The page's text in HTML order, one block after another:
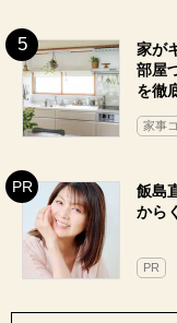
家が
部屋
を徹
家事
飯島
から
PR